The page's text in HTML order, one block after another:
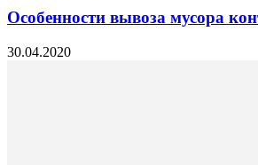
Особенности вывоза мусора
30.04.2020